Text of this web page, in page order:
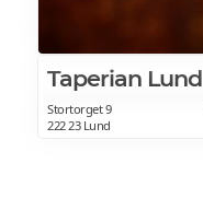
Taperian Lund
Stortorget 9
222 23 Lund